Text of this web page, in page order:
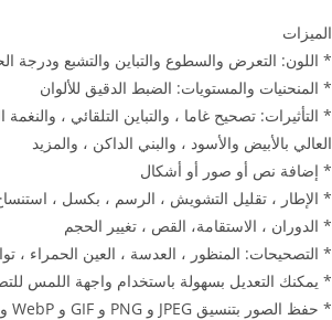
الميزات‬
* اللون: التعرض والسطوع والتباين والتشبع ودرجة
* المنحنيات والمستويات: الضبط الدقيق للألوان‬
* التأثيرات: تصحيح غاما ، والتباين التلقائي ، والنغمة
العالي بالأبيض والأسود ، والبني الداكن ، والمزيد‬
* إضافة نص أو صور أو أشكال‬
* الإطار ، تقليل التشويش ، الرسم ، بكسل ،
* الدوران ، الاستقامة، القص ، تغيير الحجم‬
* التصحيحات: المنظور ، العدسة ، العين الحمراء ،
* يمكنك التعديل بسهولة باستخدام واجهة اللمس
* حفظ الصور بتنسيق JPEG و PNG و GIF و WebP و PDF‬